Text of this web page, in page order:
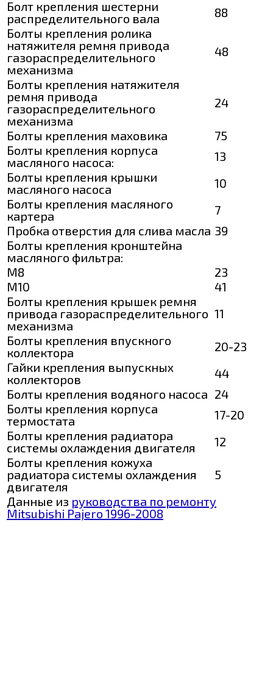
Болт крепления шестерни
распределительного вала
88
Болты крепления ролика
натяжителя ремня привода
газораспределительного
механизма
48
Болты крепления натяжителя
ремня привода
газораспределительного
механизма
24
Болты крепления маховика
75
Болты крепления корпуса
масляного насоса:
13
Болты крепления крышки
масляного насоса
10
Болты крепления масляного
картера
7
Пробка отверстия для слива масла 39
Болты крепления кронштейна
масляного фильтра:
М8
23
М10
41
Болты крепления крышек ремня
привода газораспределительного
механизма
11
Болты крепления впускного
коллектора
20-23
Гайки крепления выпускных
коллекторов
44
Болты крепления водяного насоса 24
Болты крепления корпуса
термостата
17-20
Болты крепления радиатора
системы охлаждения двигателя
12
Болты крепления кожуха
радиатора системы охлаждения
двигателя
5
Данные из руководства по ремонту
Mitsubishi Pajero 1996-2008